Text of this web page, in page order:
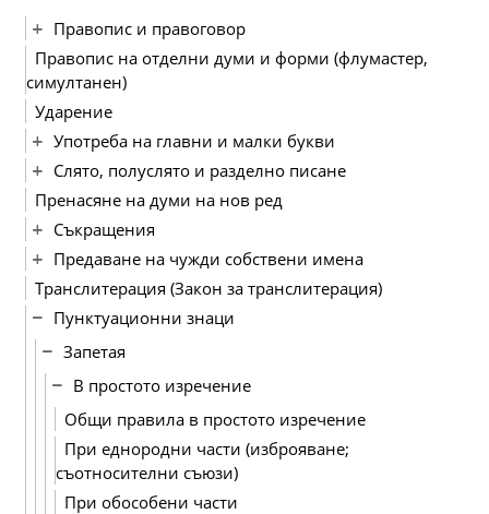
Правопис и правоговор
Правопис на отделни думи и форми (флумастер,
симултанен)
Ударение
Употреба на главни и малки букви
Слято, полуслято и разделно писане
Пренасяне на думи на нов ред
Съкращения
Предаване на чужди собствени имена
Транслитерация (Закон за транслитерация)
Пунктуационни знаци
Запетая
В простото изречение
Общи правила в простото изречение
При еднородни части (изброяване;
съотносителни съюзи)
При обособени части